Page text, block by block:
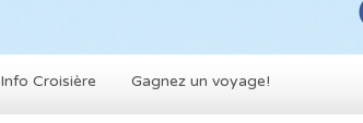
Info Croisière Gagnez un voyage!